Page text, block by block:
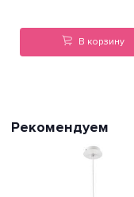
В корзину
Рекомендуем